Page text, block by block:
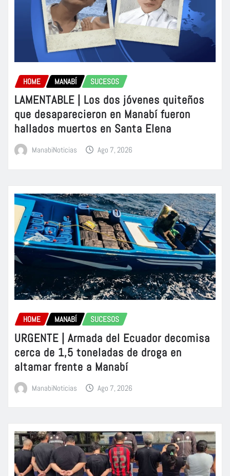
HOME MANABÍ SUCESOS
LAMENTABLE | Los dos jóvenes quiteños
que desaparecieron en Manabí fueron
hallados muertos en Santa Elena
ManabiNoticias Ago 7, 2026
HOME MANABÍ SUCESOS
URGENTE | Armada del Ecuador decomisa
cerca de 1,5 toneladas de droga en
altamar frente a Manabí
ManabiNoticias Ago 7, 2026